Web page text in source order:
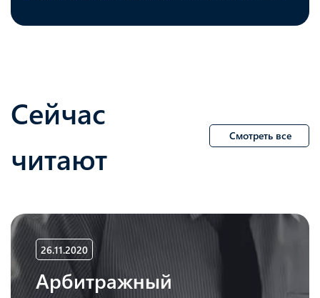
Сейчас
читают
Смотреть все
26.11.2020
Арбитражный